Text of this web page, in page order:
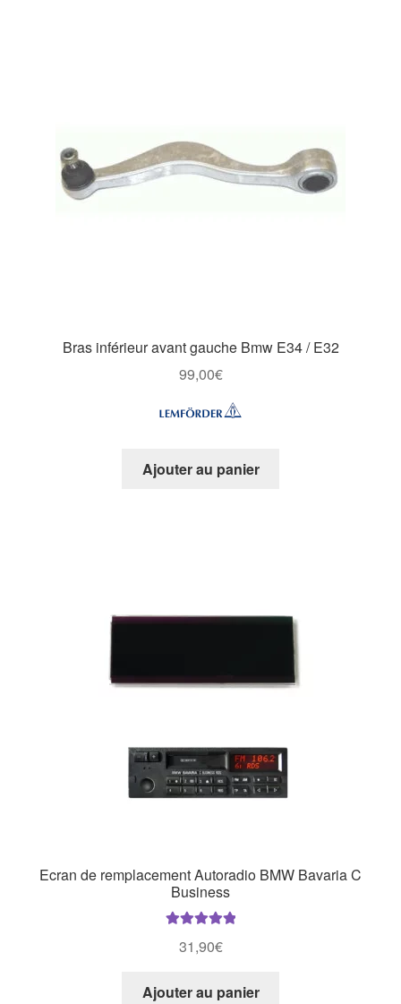
Bras inférieur avant gauche Bmw E34 / E32
99,00€
Ajouter au panier
Ecran de remplacement Autoradio BMW Bavaria C
Business
5
31,90€
Ajouter au panier